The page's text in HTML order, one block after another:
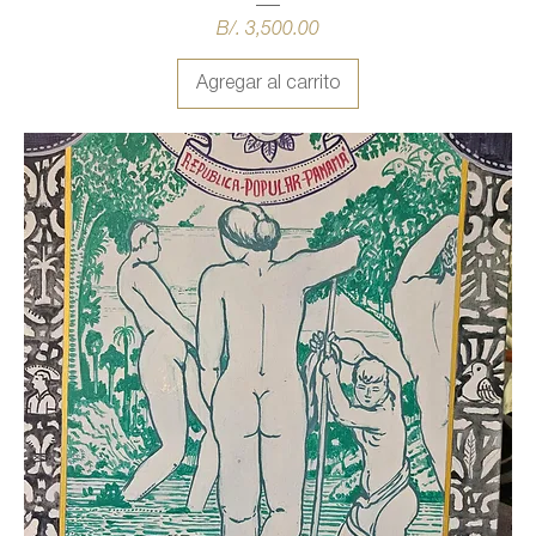
Precio
B/. 3,500.00
Agregar al carrito